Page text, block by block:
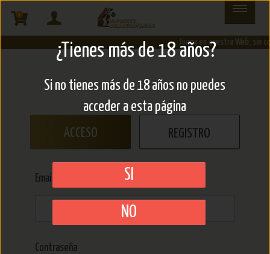
1
Juega en nuestra Web, sin
ACCESO REGISTRO
Email (*)
Contraseña
¿Tienes más de 18 años?
Si no tienes más de 18 años no puedes
acceder a esta página
SI
NO